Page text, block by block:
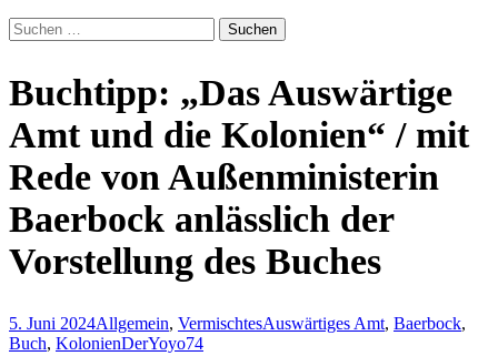
Suchen
nach:
Buchtipp: „Das Auswärtige
Amt und die Kolonien“ / mit
Rede von Außenministerin
Baerbock anlässlich der
Vorstellung des Buches
5. Juni 2024Allgemein, VermischtesAuswärtiges Amt, Baerbock,
Buch, KolonienDerYoyo74